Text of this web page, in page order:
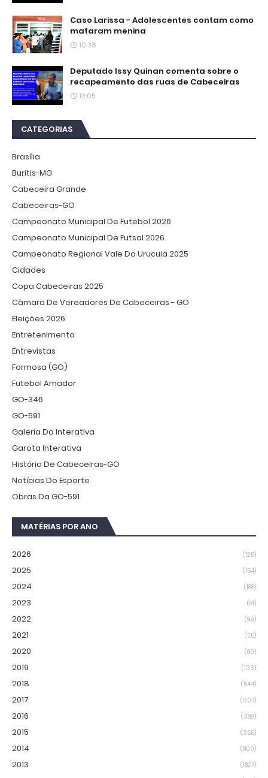
Caso Larissa - Adolescentes contam como
mataram menina
10:38
Deputado Issy Quinan comenta sobre o
recapeamento das ruas de Cabeceiras
13:05
CATEGORIAS
Brasília
Buritis-MG
Cabeceira Grande
Cabeceiras-GO
Campeonato Municipal De Futebol 2026
Campeonato Municipal De Futsal 2026
Campeonato Regional Vale Do Urucuia 2025
Cidades
Copa Cabeceiras 2025
Câmara De Vereadores De Cabeceiras - GO
Eleições 2026
Entretenimento
Entrevistas
Formosa (GO)
Futebol Amador
GO-346
GO-591
Galeria Da Interativa
Garota Interativa
História De Cabeceiras-GO
Notícias Do Esporte
Obras Da GO-591
MATÉRIAS POR ANO
2026 (125)
2025 (154)
2024 (188)
2023 (81)
2022 (99)
2021 (55)
2020 (80)
2019 (133)
2018 (544)
2017 (607)
2016 (389)
2015 (368)
2014 (800)
2013 (1827)